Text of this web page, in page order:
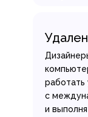
работать
с
и